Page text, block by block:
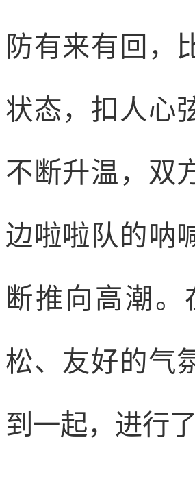
防有来有回，
状态，扣人心
不断升温，双
边啦啦队的呐
断推向高潮
松、友好的气
到一起，进行